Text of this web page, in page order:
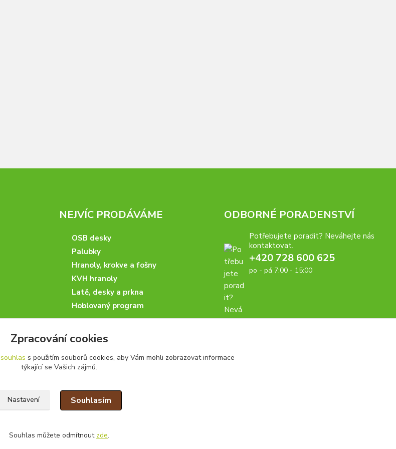
NEJVÍC PRODÁVÁME
OSB desky
Palubky
Hranoly, krokve a fošny
KVH hranoly
Latě, desky a prkna
Hoblovaný program
ODBORNÉ PORADENSTVÍ
Potřebujete poradit? Neváhejte nás
kontaktovat.
+420 728 600 625
po - pá 7:00 - 15:00
Zpracování cookies
souhlas s použitím souborů cookies, aby Vám mohli zobrazovat informace
týkající se Vašich zájmů.
Nastavení Souhlasím
Souhlas můžete odmítnout zde.